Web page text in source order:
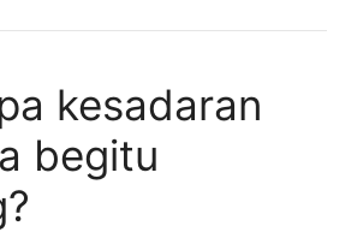
kesadaran
begitu